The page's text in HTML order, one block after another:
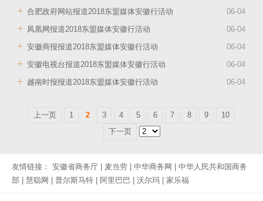
06-04
合肥政府网站报道2018东盟媒体安徽行活动
06-04
凤凰网报道2018东盟媒体安徽行活动
06-04
安徽商报报道2018东盟媒体安徽行活动
06-04
安徽电视台报道2018东盟媒体安徽行活动
06-04
越南时报报道2018东盟媒体安徽行活动
上一页 1 2 3 4 5 6 7 8 9
10
下一页
友情链接： 安徽省商务厅 麦当劳 中华商务网
中华人民共和国商务
部
慧聪网 普尔斯马特 阿里巴巴 沃尔玛 家乐福